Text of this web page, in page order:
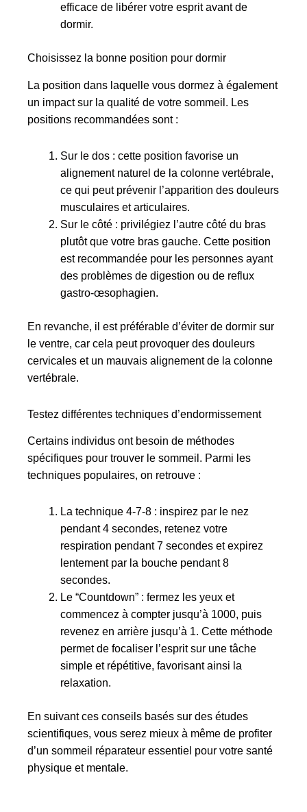
efficace de libérer votre esprit avant de
dormir.
Choisissez la bonne position pour dormir
La position dans laquelle vous dormez à également
un impact sur la qualité de votre sommeil. Les
positions recommandées sont :
Sur le dos : cette position favorise un
alignement naturel de la colonne vertébrale,
ce qui peut prévenir l’apparition des douleurs
musculaires et articulaires.
Sur le côté : privilégiez l’autre côté du bras
plutôt que votre bras gauche. Cette position
est recommandée pour les personnes ayant
des problèmes de digestion ou de reflux
gastro-œsophagien.
En revanche, il est préférable d’éviter de dormir sur
le ventre, car cela peut provoquer des douleurs
cervicales et un mauvais alignement de la colonne
vertébrale.
Testez différentes techniques d’endormissement
Certains individus ont besoin de méthodes
spécifiques pour trouver le sommeil. Parmi les
techniques populaires, on retrouve :
La technique 4-7-8 : inspirez par le nez
pendant 4 secondes, retenez votre
respiration pendant 7 secondes et expirez
lentement par la bouche pendant 8
secondes.
Le “Countdown” : fermez les yeux et
commencez à compter jusqu’à 1000, puis
revenez en arrière jusqu’à 1. Cette méthode
permet de focaliser l’esprit sur une tâche
simple et répétitive, favorisant ainsi la
relaxation.
En suivant ces conseils basés sur des études
scientifiques, vous serez mieux à même de profiter
d’un sommeil réparateur essentiel pour votre santé
physique et mentale.